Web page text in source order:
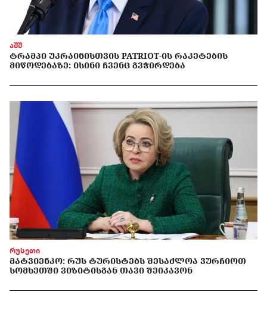
აშშ
ᲢᲠᲐᲛᲞᲘ ᲣᲙᲠᲐᲘᲜᲘᲡᲗᲕᲘᲡ PATRIOT-ᲘᲡ ᲠᲐᲙᲔᲢᲔᲑᲘᲡ
ᲛᲘᲬᲝᲓᲔᲑᲐᲖᲔ: ᲘᲡᲘᲜᲘ ᲩᲕᲔᲜᲪ ᲒᲕᲭᲘᲠᲓᲔᲑᲐ
რუსეთი
ᲛᲐᲢᲕᲘᲔᲜᲙᲝ: ᲠᲣᲡ ᲢᲣᲠᲘᲡᲢᲔᲑᲡ ᲨᲔᲡᲐᲫᲚᲝᲐ ᲕᲣᲠᲩᲘᲝᲗ
ᲡᲝᲛᲮᲔᲗᲨᲘ ᲕᲘᲖᲘᲢᲘᲡᲒᲐᲜ ᲗᲐᲕᲘ ᲨᲔᲘᲙᲐᲕᲝᲜ